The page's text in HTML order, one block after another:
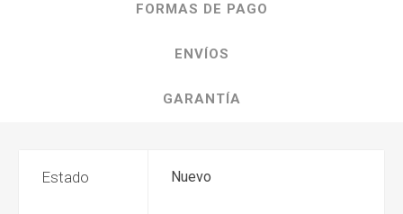
FORMAS DE PAGO
ENVÍOS
GARANTÍA
Estado Nuevo